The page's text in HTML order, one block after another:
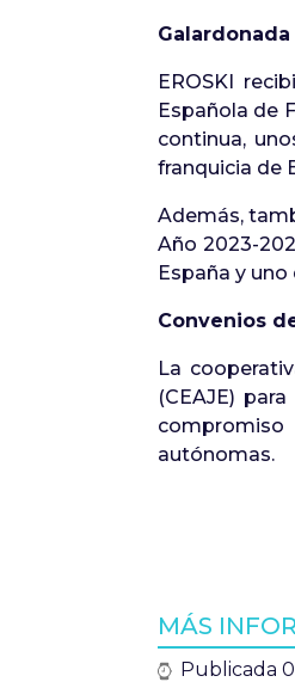
EROSKI
Española de
continua,
franquicia de
Además,
Año 2023-
España y
Convenios
La
(CEAJE)
compromiso
autónomas.
MÁS
Publicada